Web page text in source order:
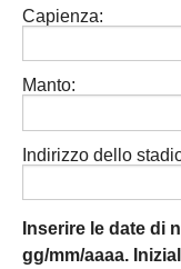
Capienza:
Manto:
Indirizzo dello
Inserire le date di
gg/mm/aaaa.